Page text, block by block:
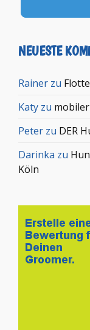
NEUESTE
Rainer zu
Katy zu
Peter zu DER
Darinka zu
Köln